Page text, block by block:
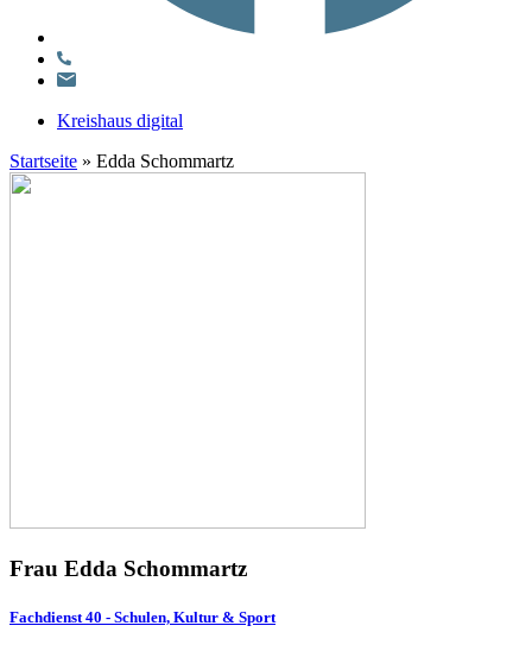
Kreishaus digital
Startseite » Edda Schommartz
Frau Edda Schommartz
Fachdienst 40 - Schulen, Kultur & Sport